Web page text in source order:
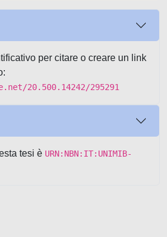
per citare o creare un link
20.500.14242/295291
tesi è URN:NBN:IT:UNIMIB-